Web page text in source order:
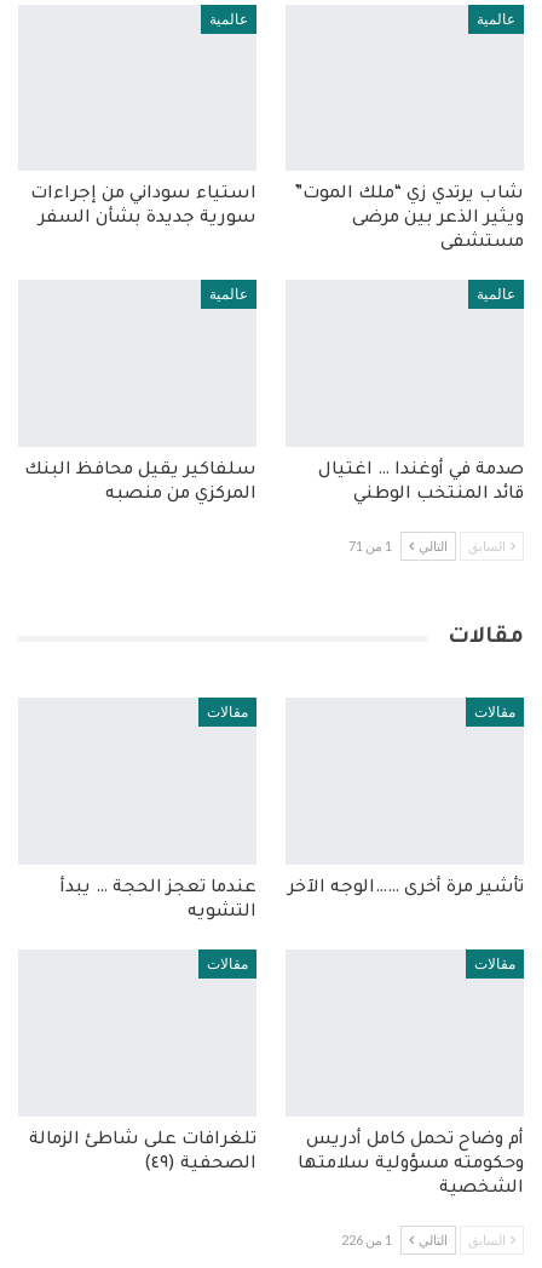
عالمية
شاب يرتدي زي “ملك الموت”
ويثير الذعر بين مرضى
مستشفى
عالمية
استياء سوداني من إجراءات
سورية جديدة بشأن السفر
عالمية
صدمة في أوغندا … اغتيال
قائد المنتخب الوطني
عالمية
سلفاكير يقيل محافظ البنك
المركزي من منصبه
السابق التالي 1 من 71
مقالات
مقالات
تأشير مرة أخرى ……الوجه الآخر
مقالات
عندما تعجز الحجة … يبدأ
التشويه
مقالات
أم وضاح تحمل كامل أدريس
وحكومته مسؤولية سلامتها
الشخصية
مقالات
تلغرافات على شاطئ الزمالة
الصحفية (٤٩)
السابق التالي 1 من 226